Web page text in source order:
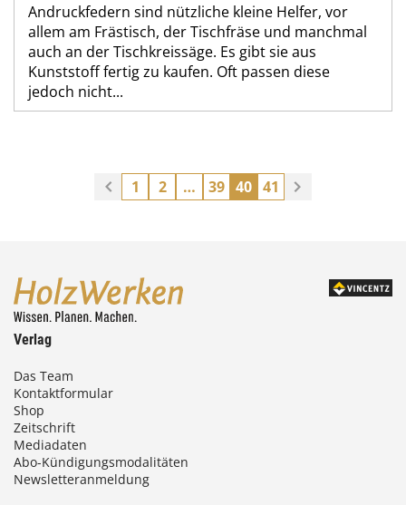
Andruckfedern sind nützliche kleine Helfer, vor
allem am Frästisch, der Tischfräse und manchmal
auch an der Tischkreissäge. Es gibt sie aus
Kunststoff fertig zu kaufen. Oft passen diese
jedoch nicht...
1 2 … 39 40 41
Verlag
Das Team
Kontaktformular
Shop
Zeitschrift
Mediadaten
Abo-Kündigungsmodalitäten
Newsletteranmeldung